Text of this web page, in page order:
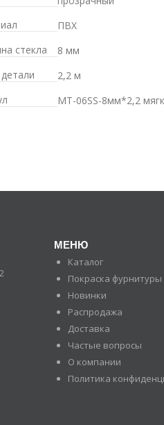
ПВХ
стекла
8 мм
2,2 м
MT-06SS-8мм*2,2
МЕНЮ
Каталог
Покраска фурнитуры
Новинки
Распродажа
Доставка
Частые вопросы
О компании
Политика